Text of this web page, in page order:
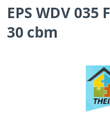
EPS WDV
30 cbm